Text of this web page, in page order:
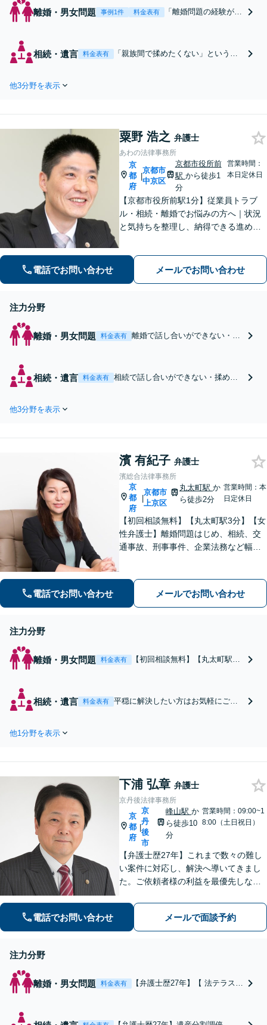
離婚・男女問題 事例1件 料金表有
「離婚問題の経験が豊
が思いつかなくても構
あり】
相続・遺言 料金表有
「親族間で揉めたくない」という不
相続人同士の関係にも配慮し、きめ
他3分野を表示
粟野 浩之 弁護士
あわの法律事務所
京
都
府
|
京都市
中京区
京都市役所前
駅 から徒歩1
分
営業時間：
本日定休日
【京都市役所前駅1分】従業員トラブ
ル・相続・離婚でお悩みの方へ｜状況
と気持ちを整理し、納得できる進め方
電話でお問い合わせ メールでお問い合わせ
注力分野
離婚・男女問題 料金表有
離婚で話し合いができない・迷
相続・遺言 料金表有
相続で話し合いができない・揉めて
他3分野を表示
濱 有紀子 弁護士
濱総合法律事務所
京
都
府
|
京都市
上京区
丸太町駅か
ら徒歩2分
営業時間：本
日定休日
【初回相談無料】【丸太町駅3分】【女
性弁護士】離婚問題はじめ、相続、交
通事故、刑事事件、企業法務など幅広
します。【完全個室】
電話でお問い合わせ メールでお問い合わせ
注力分野
離婚・男女問題 料金表有
【初回相談無料】【丸太町駅3
ます。慰謝料、財産分与、養育
費、または、調停申立てに関す
相続・遺言 料金表有
平穏に解決したい方はお気軽にご相
担を軽減できるよう努めます【完全
太町駅3分】
他1分野を表示
下浦 弘章 弁護士
京丹後法律事務所
京
都
府
|
京
丹
後
市
峰山駅 か
ら徒歩10
分
営業時間：09:00~1
8:00（土日祝日）
【弁護士歴27年】これまで数々の難し
い案件に対応し、解決へ導いてきまし
た。ご依頼者様の利益を最優先しなが
う、柔軟かつ粘り強い姿勢で問題解決
に取り組みます。【峰山駅から徒歩圏
内】【兵庫県北部エリアも対応】
電話でお問い合わせ メールで面談予約
注力分野
離婚・男女問題 料金表有
【弁護士歴27年】【 法テラス利
男性・女性双方の事案解決が多